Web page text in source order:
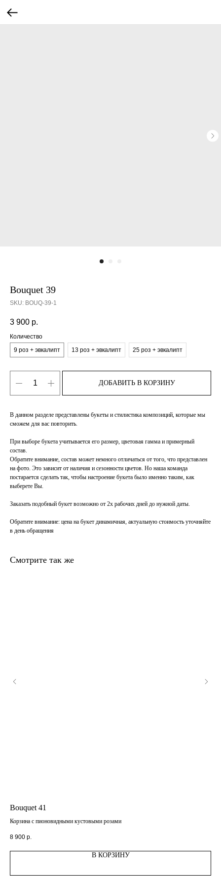
Bouquet 39
SKU: BOUQ-39-1
3 900 р.
Количество
9 роз + эвкалипт
13 роз + эвкалипт 25 роз + эвкалипт
ДОБАВИТЬ В КОРЗИНУ
В данном разделе представлены букеты и стилистика композиций, которые мы
сможем для вас повторить.
При выборе букета учитывается его размер, цветовая гамма и примерный
состав.
Обратите внимание, состав может немного отличаться от того, что представлен
на фото. Это зависит от наличия и сезонности цветов. Но наша команда
постарается сделать так, чтобы настроение букета было именно таким, как
выберете Вы.
Заказать подобный букет возможно от 2х рабочих дней до нужной даты.
Обратите внимание: цена на букет динамичная, актуальную стоимость уточняйте
в день обращения
Смотрите так же
Bouquet 41
Корзина с пионовидными кустовыми розами
8 900 р.
В КОРЗИНУ